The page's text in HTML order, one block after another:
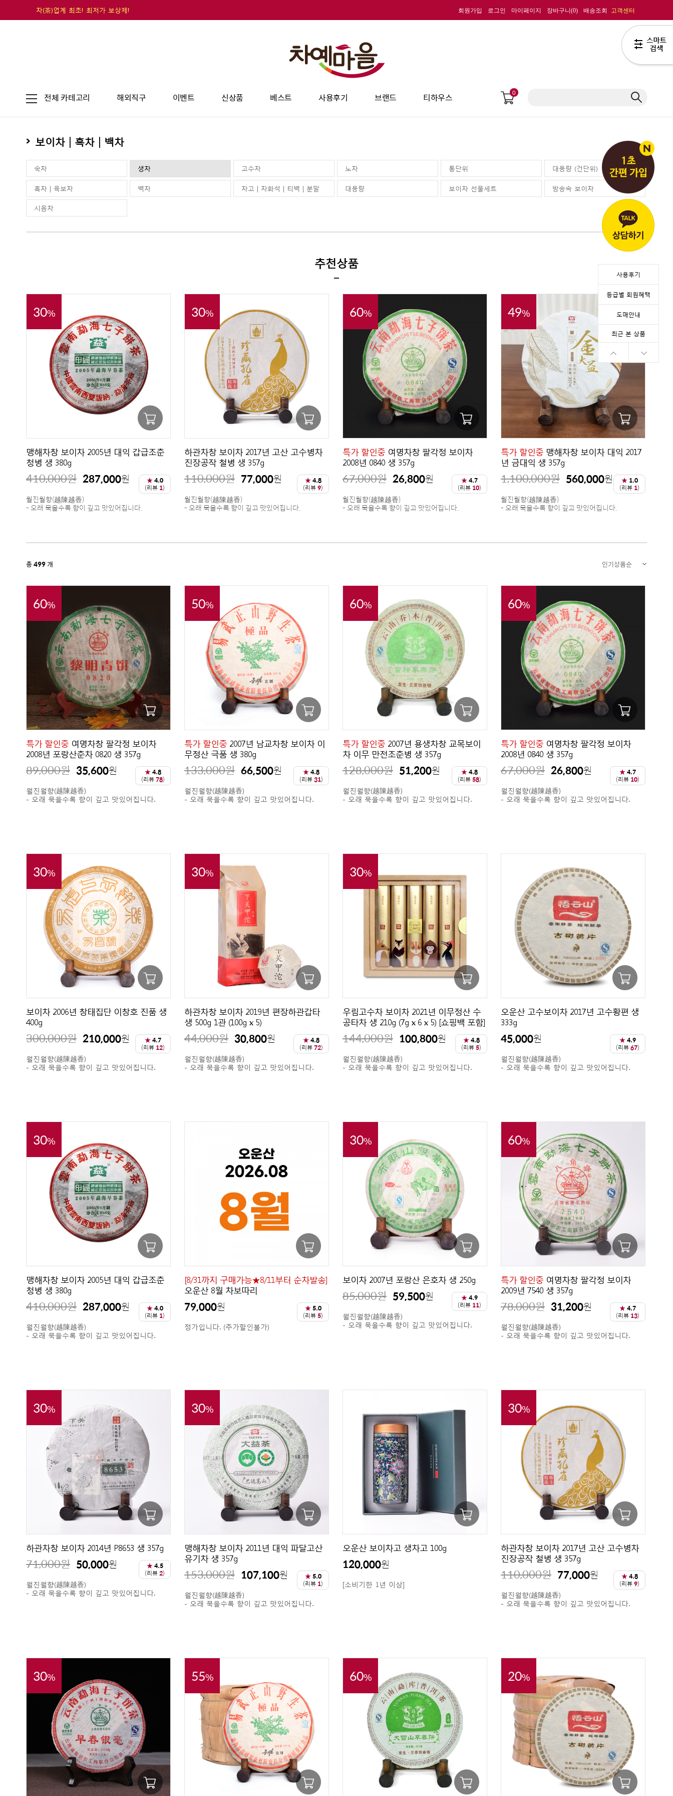
차(茶)업계 최초! 최저가 보상제! 회원가입 로그인 마이페이지 장바구니(0) 배송조회 고객센터
전체 카테고리 해외직구 이벤트 신상품 베스트 사용후기 브랜드 티하우스 0
사용후기
등급별 회원혜택
도매안내
최근 본 상품
보이차 | 흑차 | 백차
숙차 생차 고수차 노차 통단위 대용량 (건단위)
흑차 | 육보차 백차 차고 | 차화석 | 티백 | 분말 대용량 보이차 선물세트 방송속 보이차
시음차
추천상품
30%
맹해차창 보이차 2005년 대익 갑급조춘
청병 생 380g
410,000원 287,000원
월진월향(越陳越香)
- 오래 묵을수록 향이 깊고 맛있어집니다.
★4.0
(리뷰 1)
30%
하관차창 보이차 2017년 고산 고수병차
진장공작 철병 생 357g
110,000원 77,000원
월진월향(越陳越香)
- 오래 묵을수록 향이 깊고 맛있어집니다.
★4.8
(리뷰9)
60%
특가 할인중 여명차창 팔각정 보이차
2008년 0840 생 357g
67,000원 26,800원
월진월향(越陳越香)
- 오래 묵을수록 향이 깊고 맛있어집니다.
★4.7
(리뷰 10)
49%
특가 할인중 맹해차창 보이차 대익 2017
년 금대익 생 357g
1,100,000원 560,000원
월진월향(越陳越香)
- 오래 묵을수록 향이 깊고 맛있어집니다.
★ 1.0
(리뷰 1)
총499개 인기상품순
60%
특가 할인중 여명차창 팔각정 보이차
2008년 포랑산춘차 0820 생 357g
89,000원 35,600원 ★4.8
(리뷰78)
월진월향(越陳越香)
- 오래 묵을수록 향이 깊고 맛있어집니다.
50%
특가 할인중 2007년 남교차창 보이차 이
무정산 극품 생 380g
133,000원 66,500원 ★4.8
(리뷰31)
월진월향(越陳越香)
- 오래 묵을수록 향이 깊고 맛있어집니다.
60%
특가 할인중 2007년 용생차창 교목보이
차 이무 만전조춘병 생 357g
128,000원 51,200원 ★4.8
(리뷰58)
월진월향(越陳越香)
- 오래 묵을수록 향이 깊고 맛있어집니다.
60%
특가 할인중 여명차창 팔각정 보이차
2008년 0840 생 357g
67,000원 26,800원 ★4.7
(리뷰 10)
월진월향(越陳越香)
- 오래 묵을수록 향이 깊고 맛있어집니다.
30%
보이차 2006년 창태집단 이창호 진품 생
400g
300,000원 210,000원 ★4.7
(리뷰 12)
월진월향(越陳越香)
- 오래 묵을수록 향이 깊고 맛있어집니다.
30%
하관차창 보이차 2019년 편장하관갑타
생 500g 1관 (100g x 5)
44,000원 30,800원 ★4.8
(리뷰72)
월진월향(越陳越香)
- 오래 묵을수록 향이 깊고 맛있어집니다.
30%
우림고수차 보이차 2021년 이무정산 수
공타차 생 210g (7g x 6 x 5) [쇼핑백 포함]
144,000원 100,800원 ★4.8
(리뷰5)
월진월향(越陳越香)
- 오래 묵을수록 향이 깊고 맛있어집니다.
오운산 고수보이차 2017년 고수황편 생
333g
45,000원 ★4.9
(리뷰67)
월진월향(越陳越香)
- 오래 묵을수록 향이 깊고 맛있어집니다.
30%
맹해차창 보이차 2005년 대익 갑급조춘
청병 생 380g
410,000원 287,000원 ★4.0
(리뷰 1)
월진월향(越陳越香)
- 오래 묵을수록 향이 깊고 맛있어집니다.
[8/31까지 구매가능★8/11부터 순차발송]
오운산 8월 차보따리
79,000원 ★5.0
(리뷰5)
정가입니다. (추가할인불가)
30%
보이차 2007년 포랑산 은호차 생 250g
85,000원 59,500원 ★4.9
(리뷰 11)
월진월향(越陳越香)
- 오래 묵을수록 향이 깊고 맛있어집니다.
60%
특가 할인중 여명차창 팔각정 보이차
2009년 7540 생 357g
78,000원 31,200원 ★4.7
(리뷰 13)
월진월향(越陳越香)
- 오래 묵을수록 향이 깊고 맛있어집니다.
30%
하관차창 보이차 2014년 P8653 생 357g
71,000원 50,000원 ★4.5
(리뷰2)
월진월향(越陳越香)
- 오래 묵을수록 향이 깊고 맛있어집니다.
30%
맹해차창 보이차 2011년 대익 파달고산
유기차 생 357g
153,000원 107,100원 ★5.0
(리뷰 1)
월진월향(越陳越香)
- 오래 묵을수록 향이 깊고 맛있어집니다.
오운산 보이차고 생차고 100g
120,000원
[소비기한 1년 이상]
30%
하관차창 보이차 2017년 고산 고수병차
진장공작 철병 생 357g
110,000원 77,000원 ★4.8
(리뷰9)
월진월향(越陳越香)
- 오래 묵을수록 향이 깊고 맛있어집니다.
30% 55% 60% 20%